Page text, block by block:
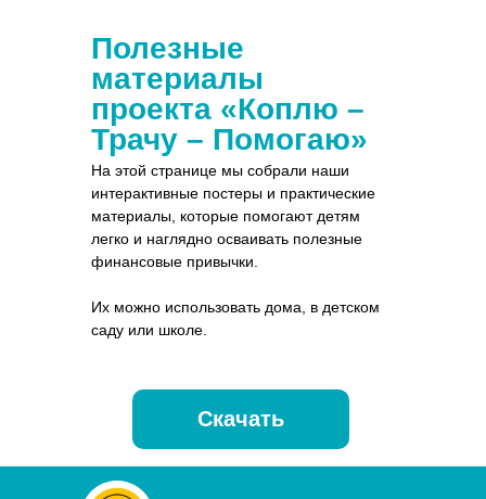
На этой странице мы собрали наши
интерактивные постеры и практические
материалы, которые помогают детям
легко и наглядно осваивать полезные
финансовые привычки.
Их можно использовать дома, в детском
саду или школе.
Полезные
материалы
проекта «Коплю –
Трачу – Помогаю»
Скачать